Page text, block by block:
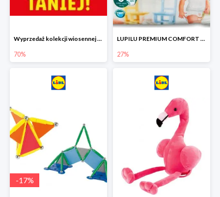
Wyprzedaż kolekcji wiosennej w Lidlu do -70%
70%
LUPILU PREMIUM COMFORT Pantsy, rozmiar 5 lub 6, gigapaka -27%
27%
-17%